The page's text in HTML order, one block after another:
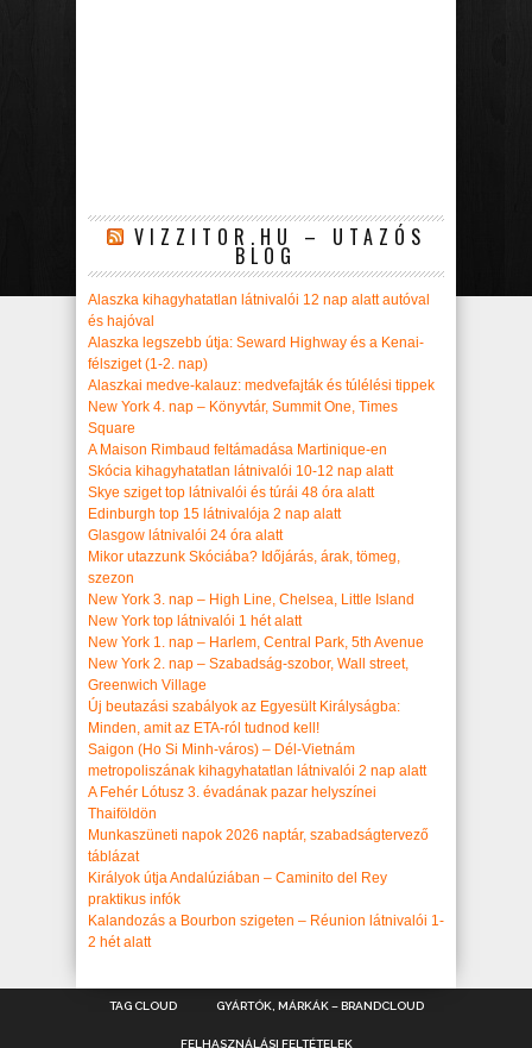
VIZZITOR.HU – UTAZÓS
BLOG
Alaszka kihagyhatatlan látnivalói 12 nap alatt autóval
és hajóval
Alaszka legszebb útja: Seward Highway és a Kenai-
félsziget (1-2. nap)
Alaszkai medve-kalauz: medvefajták és túlélési tippek
New York 4. nap – Könyvtár, Summit One, Times
Square
A Maison Rimbaud feltámadása Martinique-en
Skócia kihagyhatatlan látnivalói 10-12 nap alatt
Skye sziget top látnivalói és túrái 48 óra alatt
Edinburgh top 15 látnivalója 2 nap alatt
Glasgow látnivalói 24 óra alatt
Mikor utazzunk Skóciába? Időjárás, árak, tömeg,
szezon
New York 3. nap – High Line, Chelsea, Little Island
New York top látnivalói 1 hét alatt
New York 1. nap – Harlem, Central Park, 5th Avenue
New York 2. nap – Szabadság-szobor, Wall street,
Greenwich Village
Új beutazási szabályok az Egyesült Királyságba:
Minden, amit az ETA-ról tudnod kell!
Saigon (Ho Si Minh-város) – Dél-Vietnám
metropoliszának kihagyhatatlan látnivalói 2 nap alatt
A Fehér Lótusz 3. évadának pazar helyszínei
Thaiföldön
Munkaszüneti napok 2026 naptár, szabadságtervező
táblázat
Királyok útja Andalúziában – Caminito del Rey
praktikus infók
Kalandozás a Bourbon szigeten – Réunion látnivalói 1-
2 hét alatt
TAG CLOUD GYÁRTÓK, MÁRKÁK – BRANDCLOUD
FELHASZNÁLÁSI FELTÉTELEK